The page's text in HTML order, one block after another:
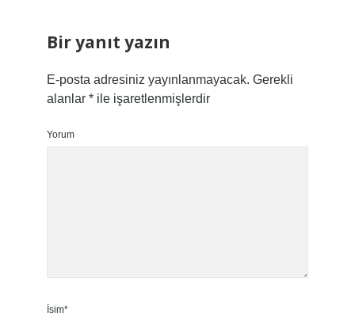
Bir yanıt yazın
E-posta adresiniz yayınlanmayacak. Gerekli
alanlar *ile işaretlenmişlerdir
Yorum
İsim*